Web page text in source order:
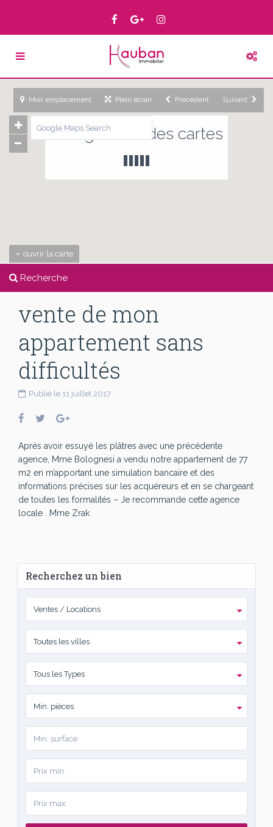
Chargement des cartes
ouvrir la carte
Mon emplacement Plein écran Précédent Suivant
Recherche
vente de mon
appartement sans
difficultés
Publié le 11 juillet 2017
Après avoir essuyé les plâtres avec une précédente
agence, Mme Bolognesi a vendu notre appartement de 77
m2 en m’apportant une simulation bancaire et des
informations précises sur les acquéreurs et en se chargeant
de toutes les formalités – Je recommande cette agence
locale . Mme Zrak
Recherchez un bien
Ventes / Locations
Toutes les villes
Tous les Types
Min. pièces